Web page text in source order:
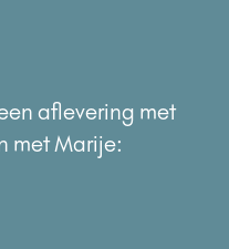
aflevering met
met Marije: